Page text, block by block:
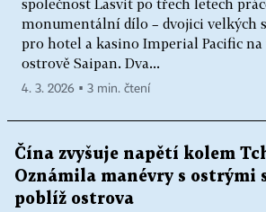
společnost Lasvit po třech letech
monumentální dílo – dvojici velkých
pro hotel a kasino Imperial Pacific
ostrově Saipan. Dva...
4. 3. 2026 ▪ 3 min. čtení
Čína zvyšuje napětí kolem
Oznámila manévry s ostrými
poblíž ostrova